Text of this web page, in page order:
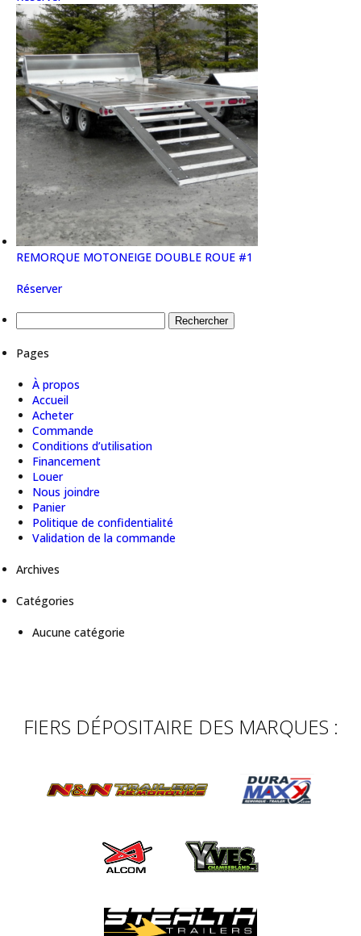
REMORQUE MOTONEIGE DOUBLE ROUE #1
Réserver
Pages
À propos
Accueil
Acheter
Commande
Conditions d’utilisation
Financement
Louer
Nous joindre
Panier
Politique de confidentialité
Validation de la commande
Archives
Catégories
Aucune catégorie
FIERS DÉPOSITAIRE DES MARQUES :